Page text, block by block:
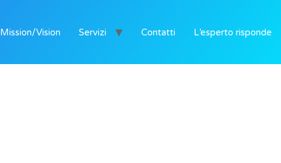
Mission/Vision Servizi Contatti L’esperto risponde